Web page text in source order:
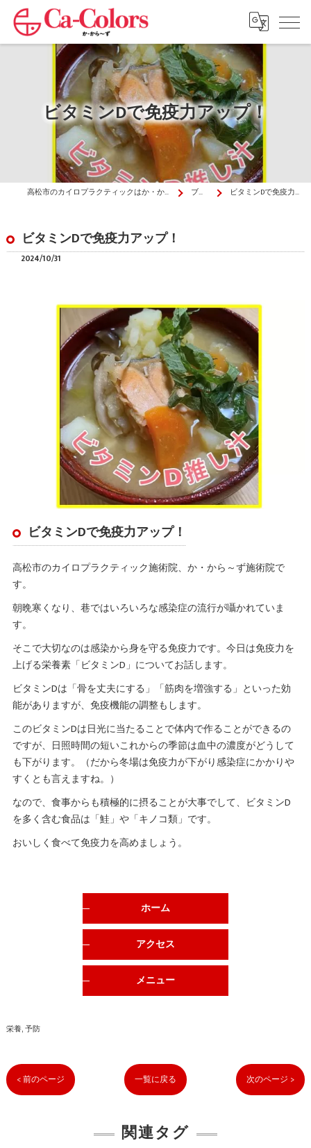
ビタミンDで免疫力アップ！
高松市のカイロプラクティックはか・から～ず施術院 ブログ ビタミンDで免疫力アップ！
ビタミンDで免疫力アップ！
2024/10/31
ビタミンDで免疫力アップ！
高松市のカイロプラクティック施術院、か・から～ず施術院で
す。
朝晩寒くなり、巷ではいろいろな感染症の流行が囁かれていま
す。
そこで大切なのは感染から身を守る免疫力です。今日は免疫力を
上げる栄養素「ビタミンD」についてお話します。
ビタミンDは「骨を丈夫にする」「筋肉を増強する」といった効
能がありますが、免疫機能の調整もします。
このビタミンDは日光に当たることで体内で作ることができるの
ですが、日照時間の短いこれからの季節は血中の濃度がどうして
も下がります。（だから冬場は免疫力が下がり感染症にかかりや
すくとも言えますね。）
なので、食事からも積極的に摂ることが大事でして、ビタミンD
を多く含む食品は「鮭」や「キノコ類」です。
おいしく食べて免疫力を高めましょう。
ホーム
アクセス
メニュー
栄養 予防
< 前のページ 一覧に戻る 次のページ >
関連タグ